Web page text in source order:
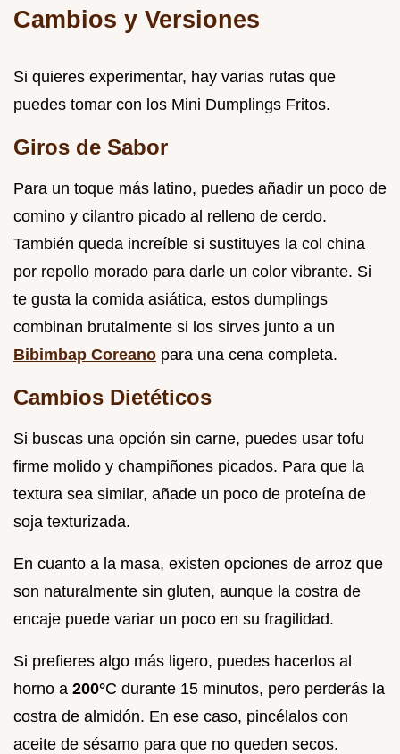
Cambios y Versiones
Si quieres experimentar, hay varias rutas que
puedes tomar con los Mini Dumplings Fritos.
Giros de Sabor
Para un toque más latino, puedes añadir un poco de
comino y cilantro picado al relleno de cerdo.
También queda increíble si sustituyes la col china
por repollo morado para darle un color vibrante. Si
te gusta la comida asiática, estos dumplings
combinan brutalmente si los sirves junto a un
Bibimbap Coreano para una cena completa.
Cambios Dietéticos
Si buscas una opción sin carne, puedes usar tofu
firme molido y champiñones picados. Para que la
textura sea similar, añade un poco de proteína de
soja texturizada.
En cuanto a la masa, existen opciones de arroz que
son naturalmente sin gluten, aunque la costra de
encaje puede variar un poco en su fragilidad.
Si prefieres algo más ligero, puedes hacerlos al
horno a 200°C durante 15 minutos, pero perderás la
costra de almidón. En ese caso, pincélalos con
aceite de sésamo para que no queden secos.